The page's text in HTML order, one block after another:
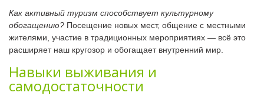
Как активный туризм способствует культурному
обогащению? Посещение новых мест, общение с местными
жителями, участие в традиционных мероприятиях — всё это
расширяет наш кругозор и обогащает внутренний мир.
Навыки выживания и
самодостаточности